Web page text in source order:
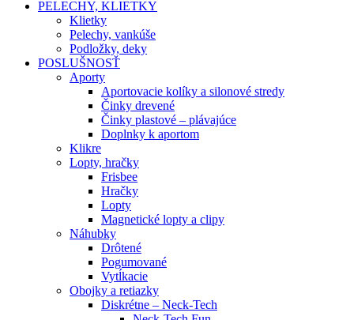
PELECHY, KLIETKY
Klietky
Pelechy, vankúše
Podložky, deky
POSLUŠNOSŤ
Aporty
Aportovacie kolíky a silonové stredy
Činky drevené
Činky plastové – plávajúce
Doplnky k aportom
Klikre
Lopty, hračky
Frisbee
Hračky
Lopty
Magnetické lopty a clipy
Náhubky
Drôtené
Pogumované
Vytĺkacie
Obojky a retiazky
Diskrétne – Neck-Tech